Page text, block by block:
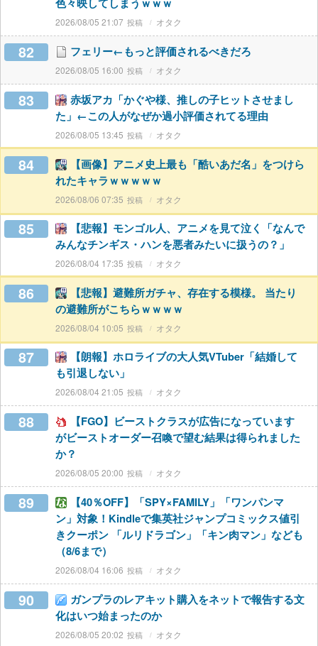
2026/08/05 21:07 オタク
82 フェリー←もっと評価されるべきだろ
2026/08/05 16:00 オタク
83
赤坂アカ「かぐや様、推しの子ヒットさせまし
た」←この人がなぜか過小評価されてる理由
2026/08/05 13:45 オタク
84
【画像】アニメ史上最も「酷いあだ名」をつけら
れたキャラｗｗｗｗｗ
2026/08/06 07:35 オタク
85
【悲報】モンゴル人、アニメを見て泣く「なんで
みんなチンギス・ハンを悪者みたいに扱うの？」
2026/08/04 17:35 オタク
86
【悲報】避難所ガチャ、存在する模様。 当たり
の避難所がこちらｗｗｗｗ
2026/08/04 10:05 オタク
87
【朗報】ホロライブの大人気VTuber「結婚して
も引退しない」
2026/08/04 21:05 オタク
88
【FGO】ビーストクラスが広告になっています
がビーストオーダー召喚で望む結果は得られました
か？
2026/08/05 20:00 オタク
89
【40％OFF】「SPY×FAMILY」「ワンパンマ
ン」対象！Kindleで集英社ジャンプコミックス値引
きクーポン 「ルリドラゴン」「キン肉マン」なども
（8/6まで）
2026/08/04 16:06 オタク
90
ガンプラのレアキット購入をネットで報告する文
化はいつ始まったのか
2026/08/05 20:02 オタク